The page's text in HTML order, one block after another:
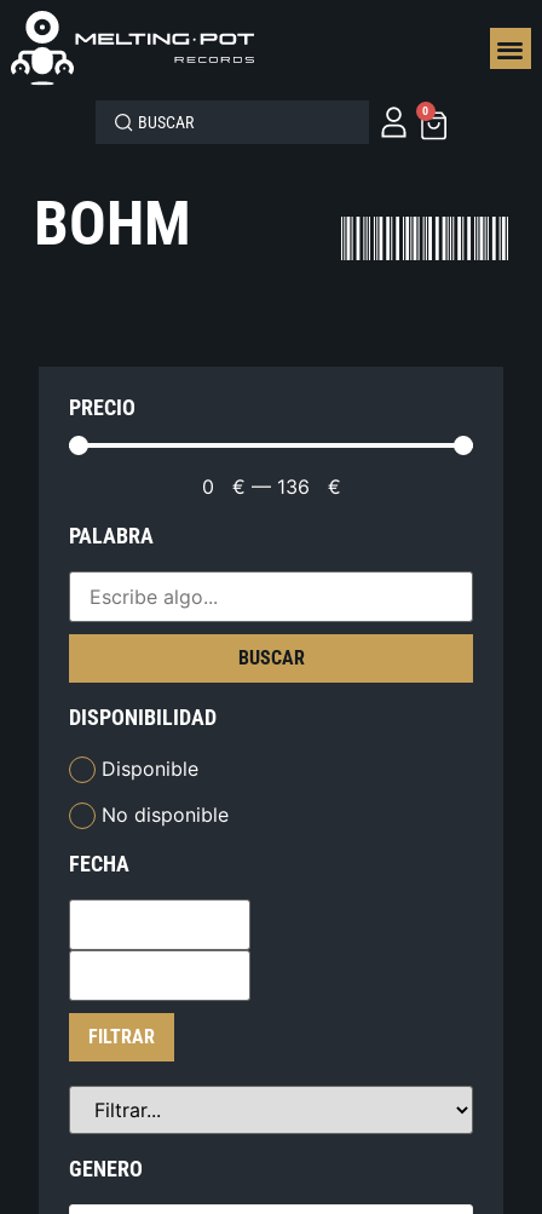
0
BOHM
PRECIO
0 € — 136 €
PALABRA
BUSCAR
DISPONIBILIDAD
Disponible
No disponible
FECHA
FILTRAR
GENERO